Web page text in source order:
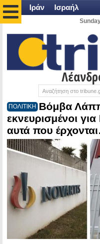
Ιράν Ισραήλ
ΠΟΛΙΤΙΚΗ Βόμβα
εκνευρισμένοι
αυτά που